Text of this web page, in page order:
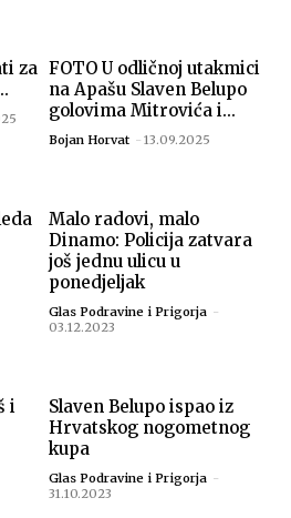
za FOTO U odličnoj utakmici
na Apašu Slaven Belupo
golovima Mitrovića i...
Bojan Horvat - 13.09.2025
Malo radovi, malo
Dinamo: Policija zatvara
još jednu ulicu u
ponedjeljak
Glas Podravine i Prigorja -
03.12.2023
i
Slaven Belupo ispao iz
Hrvatskog nogometnog
kupa
Glas Podravine i Prigorja -
31.10.2023